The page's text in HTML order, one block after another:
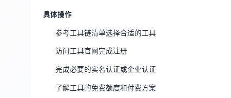
具体操作
参考工具链清单选择合适的工具
访问工具官网完成注册
完成必要的实名认证或企业认证
了解工具的免费额度和付费方案